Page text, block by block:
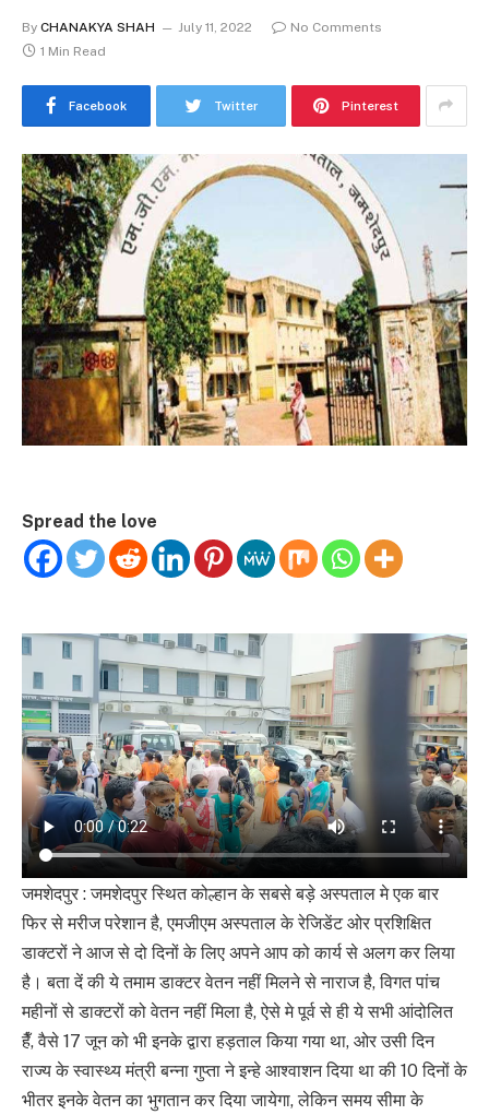
By CHANAKYA SHAH July 11, 2022
No Comments
1 Min Read
Facebook Twitter Pinterest
Spread the love
जमशेदपुर : जमशेदपुर स्थित कोल्हान के सबसे बड़े अस्पताल मे एक बार
फिर से मरीज परेशान है, एमजीएम अस्पताल के रेजिडेंट ओर प्रशिक्षित
डाक्टरों ने आज से दो दिनों के लिए अपने आप को कार्य से अलग कर लिया
है। बता दें की ये तमाम डाक्टर वेतन नहीं मिलने से नाराज है, विगत पांच
महीनों से डाक्टरों को वेतन नहीं मिला है, ऐसे मे पूर्व से ही ये सभी आंदोलित
हैँ, वैसे 17 जून को भी इनके द्वारा हड़ताल किया गया था, ओर उसी दिन
राज्य के स्वास्थ्य मंत्री बन्ना गुप्ता ने इन्हे आश्वाशन दिया था की 10 दिनों के
भीतर इनके वेतन का भुगतान कर दिया जायेगा, लेकिन समय सीमा के